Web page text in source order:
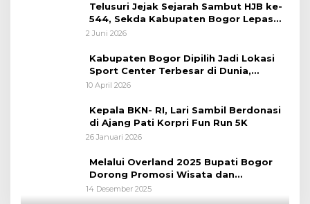
Telusuri Jejak Sejarah Sambut HJB ke-
544, Sekda Kabupaten Bogor Lepas
Gowes Napak Tilas Bogor
2 Juni 2026
Kabupaten Bogor Dipilih Jadi Lokasi
Sport Center Terbesar di Dunia,
Peluang Tingkatkan Pertumbuhan
10 April 2026
Kepala BKN- RI, Lari Sambil Berdonasi
di Ajang Pati Korpri Fun Run 5K
26 Januari 2026
Melalui Overland 2025 Bupati Bogor
Dorong Promosi Wisata dan
Pelestarian Alam
14 Desember 2025